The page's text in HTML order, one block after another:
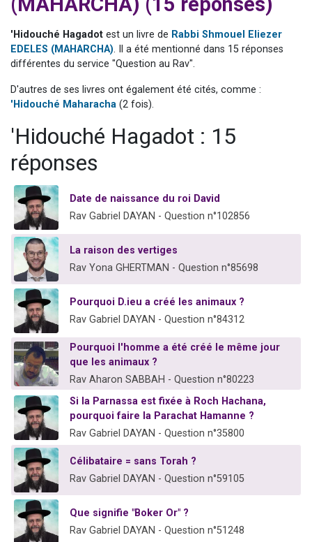
4 personnes viennent de nous rejoindre sur WhatsApp
Il reste 49 places pour étudier en groupe sur Zoom
Eli vient de donner son Maasser
'Hidouché Hagadot est un livre de Rabbi Shmouel Eliezer
EDELES (MAHARCHA). Il a été mentionné dans 15 réponses
différentes du service "Question au Rav".
D'autres de ses livres ont également été cités, comme :
'Hidouché Maharacha (2 fois).
'Hidouché Hagadot : 15
réponses
Date de naissance du roi David
Rav Gabriel DAYAN - Question n°102856
La raison des vertiges
Rav Yona GHERTMAN - Question n°85698
Pourquoi D.ieu a créé les animaux ?
Rav Gabriel DAYAN - Question n°84312
Pourquoi l'homme a été créé le même jour
que les animaux ?
Rav Aharon SABBAH - Question n°80223
Si la Parnassa est fixée à Roch Hachana,
pourquoi faire la Parachat Hamanne ?
Rav Gabriel DAYAN - Question n°35800
Célibataire = sans Torah ?
Rav Gabriel DAYAN - Question n°59105
Que signifie "Boker Or" ?
Rav Gabriel DAYAN - Question n°51248